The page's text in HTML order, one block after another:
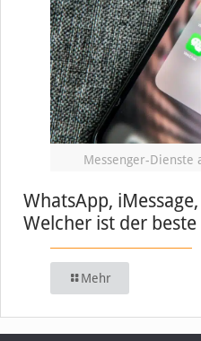
Messenger-Dienste
WhatsApp,
Welcher ist der
Mehr